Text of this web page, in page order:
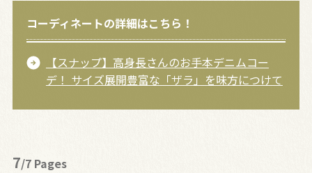
コーディネートの詳細はこちら！
【スナップ】高身長さんのお手本デニムコー
デ！ サイズ展開豊富な「ザラ」を味方につけて
7/7 Pages